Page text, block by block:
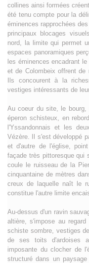
collines ainsi formées
été tenu compte pour la
éminences rapprochées
principaux blocages
nord, la limite qui permet
espaces panoramiques
les éminences encadrant
et de Colombeix offrent de
Ils concourent à la
vestiges intéressants de
Au coeur du site, le
éperon schisteux, en
l'Yssandonnais et les
Vézère. Il s'est développé
et d'autre de l'église,
façade très pittoresque qui
coule le ruisseau de la
cinquantaine de mètres
creux de laquelle naît le
constitue l'autre limite
Au-dessus d'un ravin
altière, s'impose au
schiste sombre, vestiges
de ses toits d'ardoises
imposante du clocher de
structuré dans un